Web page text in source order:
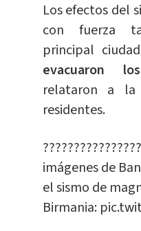
Los efectos del
con fuerza
principal
evacuaron
relataron a la
residentes.
imágenes de
el sismo de
Birmania: